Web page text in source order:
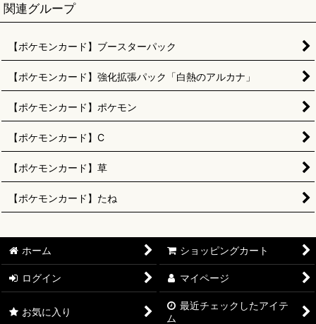
関連グループ
【ポケモンカード】ブースターパック
【ポケモンカード】強化拡張パック「白熱のアルカナ」
【ポケモンカード】ポケモン
【ポケモンカード】C
【ポケモンカード】草
【ポケモンカード】たね
ホーム ショッピングカート
ログイン マイページ
お気に入り
最近チェックしたアイテ
ム